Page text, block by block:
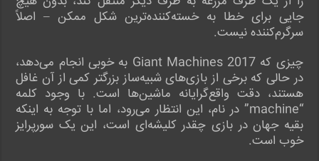
جایی برای خطا به خسته‌کننده‌ترین شکل ممکن – اصلاً
سرگرم‌کننده نیست.
چیزی که Giant Machines 2017 به خوبی انجام می‌دهد،
در حالی که برخی از بازی‌های شبیه‌ساز بزرگتر کمی از آن غافل
هستند، دقت واقع‌گرایانه ماشین‌ها است. با وجود کلمه
“machine” در نام، این انتظار می‌رود، اما با توجه به اینکه
بقیه جهان در بازی چقدر کلیشه‌ای است، این یک سورپرایز
خوب است.